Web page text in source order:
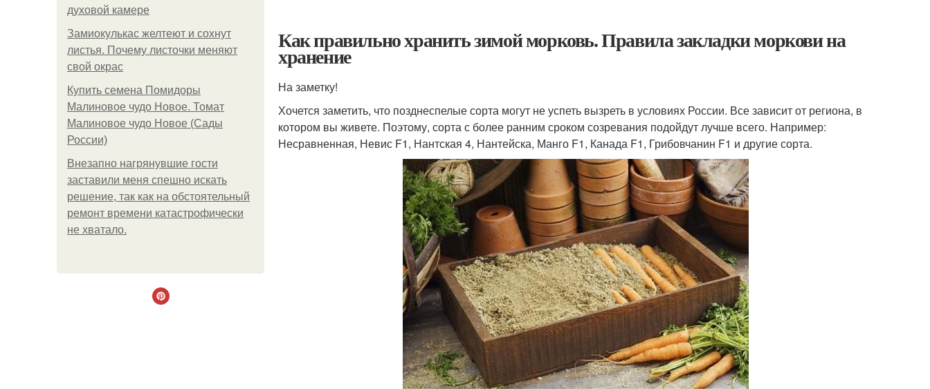
духовой камере
Замиокулькас желтеют и сохнут
листья. Почему листочки меняют
свой окрас
Купить семена Помидоры
Малиновое чудо Новое. Томат
Малиновое чудо Новое (Сады
России)
Внезапно нагрянувшие гости
заставили меня спешно искать
решение, так как на обстоятельный
ремонт времени катастрофически
не хватало.
Как правильно хранить зимой морковь. Правила закладки моркови на
хранение
На заметку!
Хочется заметить, что позднеспелые сорта могут не успеть вызреть в условиях России. Все зависит от региона, в
котором вы живете. Поэтому, сорта с более ранним сроком созревания подойдут лучше всего. Например:
Несравненная, Невис F1, Нантская 4, Нантейска, Манго F1, Канада F1, Грибовчанин F1 и другие сорта.